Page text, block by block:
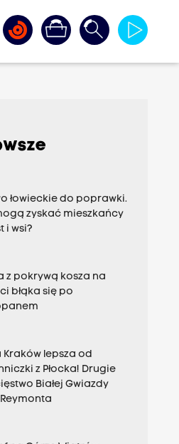
łowieckie do poprawki.
zyskać mieszkańcy
i wsi?
z pokrywą kosza na
błąka się po
Kraków lepsza od
z Płocka! Drugie
Białej Gwiazdy